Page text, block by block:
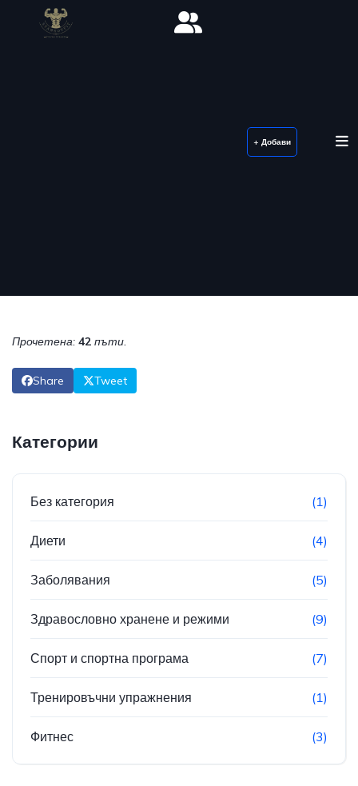
+ Добави
Прочетена: 42 пъти.
Share Tweet
Категории
Без категория (1)
Диети (4)
Заболявания (5)
Здравословно хранене и режими (9)
Спорт и спортна програма (7)
Тренировъчни упражнения (1)
Фитнес (3)